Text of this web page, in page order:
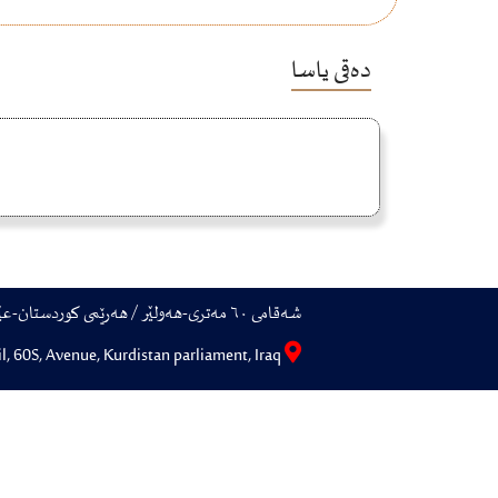
دەقی یاسا
شەقامی ٦٠ مەتری-هەولێر / هەرێمی کوردستان-عێراق